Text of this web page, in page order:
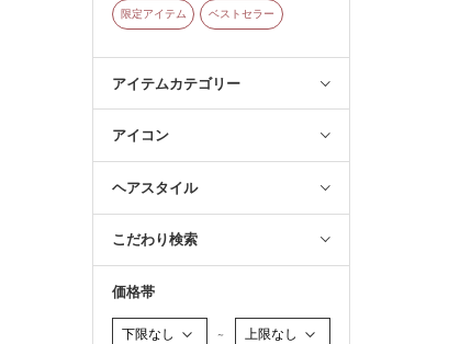
限定アイテム ベストセラー
アイテムカテゴリー
アイコン
ヘアスタイル
こだわり検索
価格帯
～